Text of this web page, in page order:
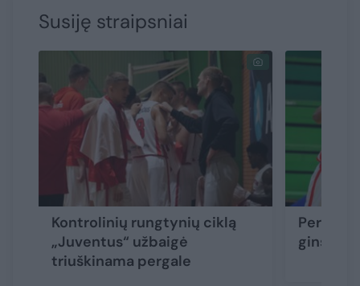
Susiję straipsniai
Kontrolinių rungtynių ciklą
„Juventus“ užbaigė
triuškinama pergale
gins